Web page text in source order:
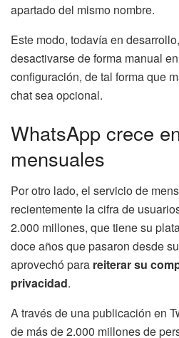
apartado del mismo nombre.
Este modo, todavía en
desactivarse de forma manual
configuración, de tal forma que
chat sea opcional.
WhatsApp crece
mensuales
Por otro lado, el servicio de
recientemente la cifra de
2.000 millones, que tiene su
doce años que pasaron desde
aprovechó para reiterar su
privacidad.
A través de una publicación en
de más de 2.000 millones de